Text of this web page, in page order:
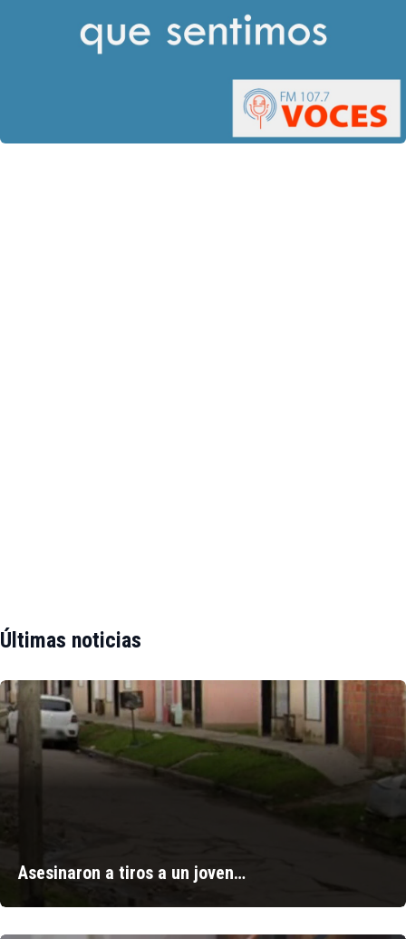
Últimas noticias
Asesinaron a tiros a un joven…